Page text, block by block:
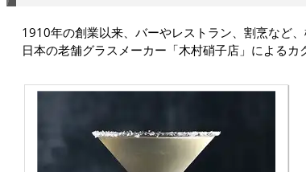
1910年の創業以来、バーやレストラン、割烹など
日本の老舗グラスメーカー「木村硝子店」によるカ